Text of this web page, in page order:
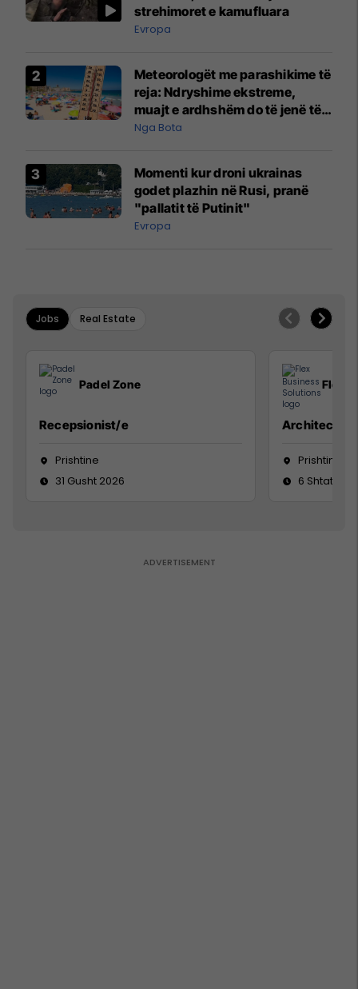
strehimoret e kamufluara
Evropa
Meteorologët me parashikime të
reja: Ndryshime ekstreme,
muajt e ardhshëm do të jenë të
pazakontë
Nga Bota
Momenti kur droni ukrainas
godet plazhin në Rusi, pranë
"pallatit të Putinit"
Evropa
Jobs Real Estate
Padel Zone
Recepsionist/e
Prishtine
31 Gusht 2026
Flex
Architect
Prishtinë
6 Shtator